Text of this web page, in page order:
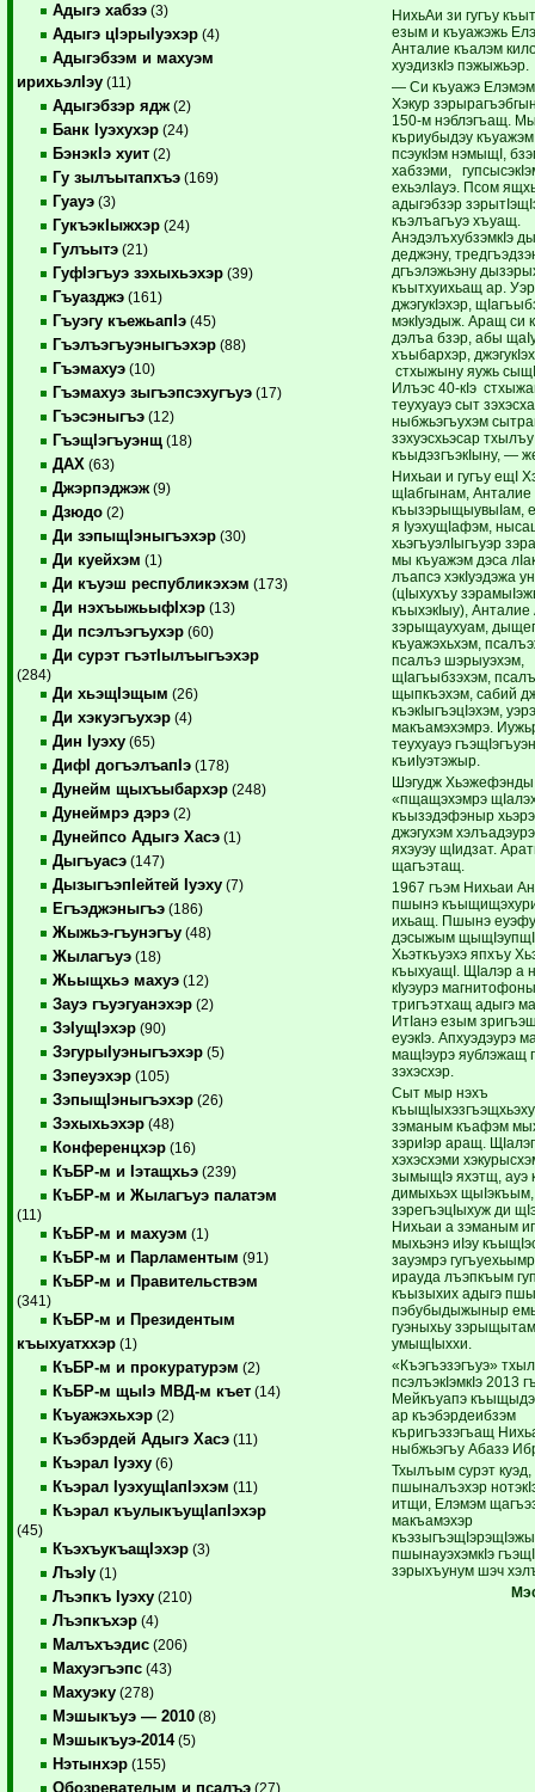
Адыгэ хабзэ (3)
Адыгэ цIэрыIуэхэр (4)
Адыгэбзэм и махуэм
ирихьэлIэу (11)
Адыгэбзэр ядж (2)
Банк Iуэхухэр (24)
БэнэкIэ хуит (2)
Гу зылъытапхъэ (169)
Гуауэ (3)
ГукъэкIыжхэр (24)
Гулъытэ (21)
ГуфIэгъуэ зэхыхьэхэр (39)
Гъуазджэ (161)
Гъуэгу къежьапIэ (45)
Гъэлъэгъуэныгъэхэр (88)
Гъэмахуэ (10)
Гъэмахуэ зыгъэпсэхугъуэ (17)
Гъэсэныгъэ (12)
ГъэщIэгъуэнщ (18)
ДАХ (63)
Джэрпэджэж (9)
Дзюдо (2)
Ди зэпыщIэныгъэхэр (30)
Ди куейхэм (1)
Ди къуэш республикэхэм (173)
Ди нэхъыжьыфIхэр (13)
Ди псэлъэгъухэр (60)
Ди сурэт гъэтIылъыгъэхэр
(284)
Ди хьэщIэщым (26)
Ди хэкуэгъухэр (4)
Дин Iуэху (65)
ДифI догъэлъапIэ (178)
Дунейм щыхъыбархэр (248)
Дунеймрэ дэрэ (2)
Дунейпсо Адыгэ Хасэ (1)
Дыгъуасэ (147)
ДызыгъэпIейтей Iуэху (7)
Егъэджэныгъэ (186)
Жыжьэ-гъунэгъу (48)
Жылагъуэ (18)
Жьыщхьэ махуэ (12)
Зауэ гъуэгуанэхэр (2)
ЗэIущIэхэр (90)
ЗэгурыIуэныгъэхэр (5)
Зэпеуэхэр (105)
ЗэпыщIэныгъэхэр (26)
Зэхыхьэхэр (48)
Конференцхэр (16)
КъБР-м и Iэтащхьэ (239)
КъБР-м и Жылагъуэ палатэм
(11)
КъБР-м и махуэм (1)
КъБР-м и Парламентым (91)
КъБР-м и Правительствэм
(341)
КъБР-м и Президентым
къыхуатххэр (1)
КъБР-м и прокуратурэм (2)
КъБР-м щыIэ МВД-м къет (14)
Къуажэхьхэр (2)
Къэбэрдей Адыгэ Хасэ (11)
Къэрал Iуэху (6)
Къэрал IуэхущIапIэхэм (11)
Къэрал къулыкъущIапIэхэр
(45)
КъэхъукъащIэхэр (3)
ЛъэIу (1)
Лъэпкъ Iуэху (210)
Лъэпкъхэр (4)
Малъхъэдис (206)
Махуэгъэпс (43)
Махуэку (278)
Мэшыкъуэ — 2010 (8)
Мэшыкъуэ-2014(5)
Нэтынхэр (155)
Обозревателым и псалъэ (27)
НихьАи зи гугъу
езым и къуажэжь
Анталие къалэм
хуэдизкIэ пэжыжьэр.
— Си къуажэ Елэмэм
Хэкур
150-м нэблэгъащ.
къриубыдэу
псэукIэм нэмыщI,
хабзэми,
ехьэлIауэ. Псом
адыгэбзэр
къэлъагъуэ хъуащ.
АнэдэлъхубзэмкIэ
деджэну,
дгъэлэжьэну
къытхуихьащ ар.
джэгукIэхэр,
мэкIуэдыж. Аращ си
дэлъа бзэр, абы
хъыбархэр,
стхыжыну яужь
Илъэс 40-кIэ
теухуауэ сыт
ныбжьэгъухэм
зэхуэсхьэсар тхылъу
къыдэзгъэкIыну, —
Нихьаи и гугъу ещI
щIабгынам, Анталие
къызэрыщыувыIам,
я IуэхущIафэм,
хьэгъуэлIыгъуэр
мы къуажэм дэса
лъапсэ хэкIуэдэжа
(цIыхухъу
къыхэкIыу), Анталие
зэрыщаухуам,
къуажэхьхэм,
псалъэ шэрыуэхэм,
щIагъыбзэхэм,
щыпкъэхэм, сабий
къэкIыгъэцIэхэм,
макъамэхэмрэ.
теухуауэ
къиIуэтэжыр.
Шэгудж Хьэжефэнды
«пщащэхэмрэ
къызэдэфэныр
джэгухэм
яхэуэу щIидзат.
щагъэтащ.
1967 гъэм Нихьаи
пшынэ
ихьащ. Пшынэ
дэсыжым
Хьэткъуэхэ япхъу
къыхуащI. ЩIалэр а
кIуэурэ
тригъэтхащ адыгэ
ИтIанэ езым
еуэкIэ. Апхуэдэурэ
мащIэурэ яублэжащ
зэхэсхэр.
Сыт мыр нэхъ
зэманым къафэм
зэриIэр аращ.
хэхэсхэми
зымыщIэ яхэтщ, ауэ
димыхьэх
зэрегъэцIыхуж ди
Нихьаи а зэманым
мыхьэнэ иIэу
зауэмрэ
ирауда лъэпкъым
къызыхих адыгэ
пэбубыдыжыныр
гуэныхьу зэрыщытам
умыщIыххи.
«Къэгъэзэгъуэ»
псэлъэкIэмкIэ 2013
Мейкъуапэ
ар къэбэрдеибзэм
къригъэзэгъащ
ныбжьэгъу Абазэ
Тхылъым сурэт куэд,
пшыналъэхэр
итщи, Елэмэм
макъамэхэр
пшынауэхэмкIэ
зэрыхъунум шэч